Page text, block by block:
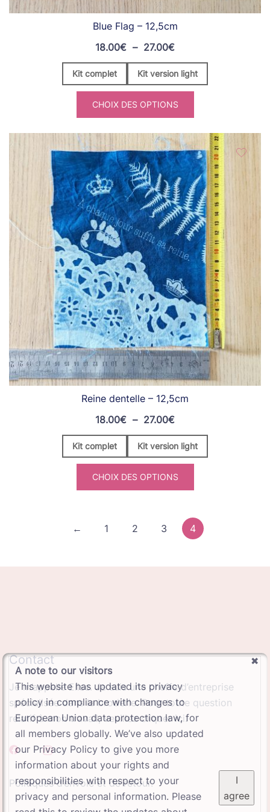
Blue Flag – 12,5cm
18.00€ – 27.00€Plage
de
prix :
18.00€
à
Kit complet Kit version light
CHOIX DES OPTIONS
Reine dentelle – 12,5cm
18.00€ – 27.00€Plage
de
prix :
18.00€
à
Kit complet Kit version light
CHOIX DES OPTIONS
← 1 2 3 4
Contact
Je m’appelle Elise. Je suis une cheffe d’entreprise
spécialisée dans la broderie. Pour toute question
relatif à mon travail, veuillez cliquer ici.
Politiques d’envoie et de retour.
A note to our visitors
This website has updated its privacy
policy in compliance with changes to
European Union data protection law, for
all members globally. We’ve also updated
our Privacy Policy to give you more
information about your rights and
responsibilities with respect to your
privacy and personal information. Please
I
agree